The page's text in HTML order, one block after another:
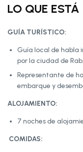
LO QUE
GUÍA TURÍSTICO:
Guía local de habla
por la ciudad de
Representante de
embarque y
ALOJAMIENTO:
7 noches de
COMIDAS: